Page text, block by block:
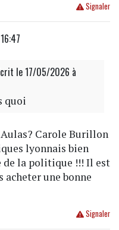
Signaler
le 17/05/2026 à
quoi
Carole Burillon
lyonnais bien
de la politique !!! Il est
acheter une bonne
Signaler